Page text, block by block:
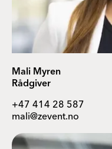
Mali Myren
Rådgiver
+47 414 28 587
mali@zevent.no